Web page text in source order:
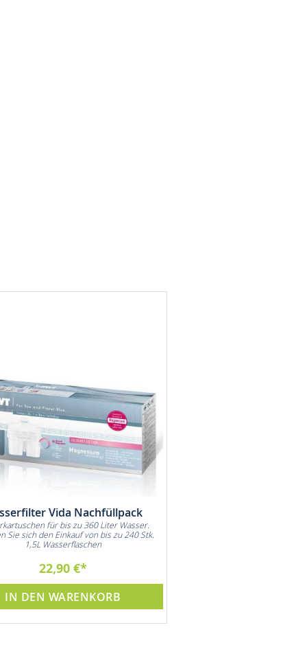
Vida Nachfüllpack
für bis zu 360 Liter Wasser.
Sie sich den Einkauf von bis zu 240 Stk.
1,5L Wasserflaschen
22,90 €
IN DEN WARENKORB